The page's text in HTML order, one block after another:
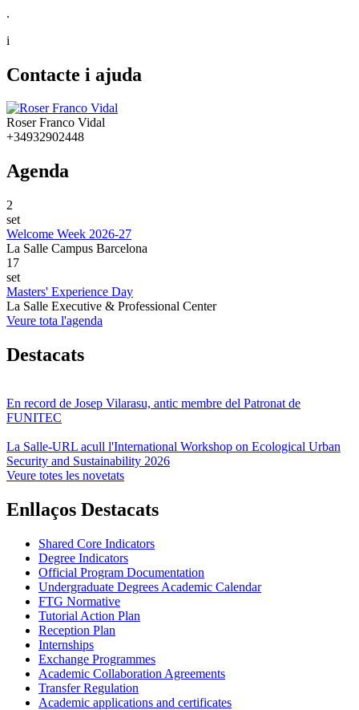
.
i
Contacte i ajuda
Roser Franco Vidal
+34932902448
Agenda
2
set
Welcome Week 2026-27
La Salle Campus Barcelona
17
set
Masters' Experience Day
La Salle Executive & Professional Center
Veure tota l'agenda
Destacats
En record de Josep Vilarasu, antic membre del Patronat de
FUNITEC
La Salle-URL acull l'International Workshop on Ecological Urban
Security and Sustainability 2026
Veure totes les novetats
Enllaços Destacats
Shared Core Indicators
Degree Indicators
Official Program Documentation
Undergraduate Degrees Academic Calendar
FTG Normative
Tutorial Action Plan
Reception Plan
Internships
Exchange Programmes
Academic Collaboration Agreements
Transfer Regulation
Academic applications and certificates